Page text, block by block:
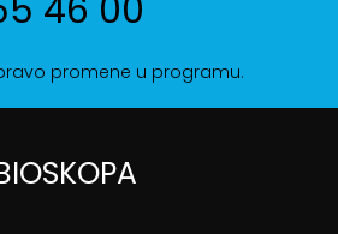
46 00
promene u programu.